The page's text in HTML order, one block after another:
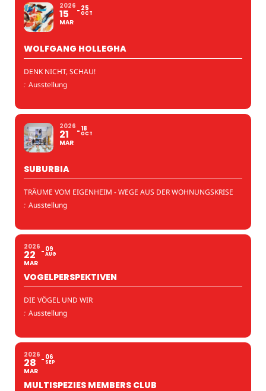
2026
15
MAR
25
OCT
WOLFGANG HOLLEGHA
DENK NICHT, SCHAU!
: Ausstellung
2026
21
MAR
18
OCT
SUBURBIA
TRÄUME VOM EIGENHEIM - WEGE AUS DER WOHNUNGSKRISE
: Ausstellung
2026
22
MAR
09
AUG
VOGELPERSPEKTIVEN
DIE VÖGEL UND WIR
: Ausstellung
2026
28
MAR
06
SEP
MULTISPEZIES MEMBERS CLUB